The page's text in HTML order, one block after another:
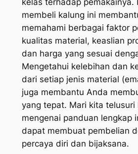
kelas terhadap pemakainya.
membeli kalung ini
memahami berbagai faktor
kualitas material, keaslian
dan harga yang sesuai
Mengetahui kelebihan dan
dari setiap jenis material
juga membantu Anda
yang tepat. Mari kita telusuri
mengenai panduan lengkap
dapat membuat pembelian
percaya diri dan bijaksana.